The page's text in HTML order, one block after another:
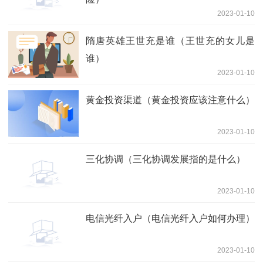
2023-01-10
隋唐英雄王世充是谁（王世充的女儿是
谁）
2023-01-10
黄金投资渠道（黄金投资应该注意什么）
2023-01-10
三化协调（三化协调发展指的是什么）
2023-01-10
电信光纤入户（电信光纤入户如何办理）
2023-01-10